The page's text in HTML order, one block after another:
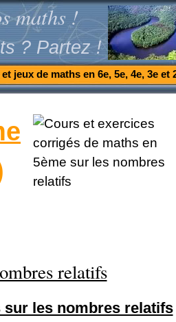
maths !
? Partez !
jeux de maths en 6e, 5e, 4e, 3e et
relatifs
sur les nombres relatifs